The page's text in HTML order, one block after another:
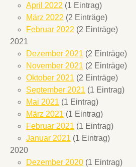
April 2022 (1 Eintrag)
März 2022 (2 Einträge)
Februar 2022 (2 Einträge)
2021
Dezember 2021 (2 Einträge)
November 2021 (2 Einträge)
Oktober 2021 (2 Einträge)
September 2021 (1 Eintrag)
Mai 2021 (1 Eintrag)
März 2021 (1 Eintrag)
Februar 2021 (1 Eintrag)
Januar 2021 (1 Eintrag)
2020
Dezember 2020 (1 Eintrag)